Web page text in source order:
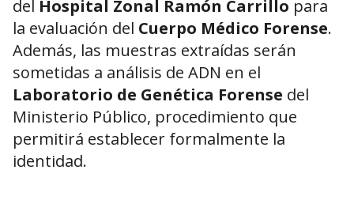
del Hospital Zonal Ramón Carrillo para
la evaluación del Cuerpo Médico Forense.
Además, las muestras extraídas serán
sometidas a análisis de ADN en el
Laboratorio de Genética Forense del
Ministerio Público, procedimiento que
permitirá establecer formalmente la
identidad.